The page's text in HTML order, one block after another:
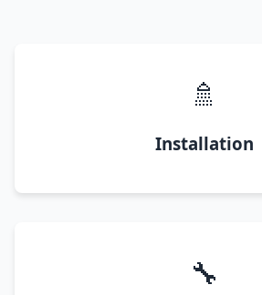
🚿
Installation
🔧